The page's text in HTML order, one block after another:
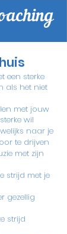
een sterke
als het niet
met jouw
wil
naar je
te drijven
met zijn
strijd met je
gezellig
strijd